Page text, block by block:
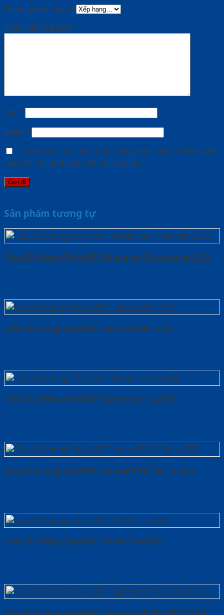
Đánh giá của bạn *
Nhận xét của bạn *
Tên *
Email *
Lưu tên của tôi, email, và trang web trong trình duyệt
này cho lần bình luận kế tiếp của tôi.
Sản phẩm tương tự
Cửa Gỗ Chống Cháy MDF Melamine P1 van kem-SGD
Cửa Gỗ Chống Cháy MDF Laminate P1-SGD
Cửa Gỗ Chống Cháy MDF Melamine 1-a-SGD
Cửa Gỗ Chống Cháy MDF Veneer P1G1 Sồi-a-SGD
Cửa Gỗ Chống Cháy MDF P1R4-C1-a-SGD
Cửa Gỗ Chống Cháy MDF Laminate P1R2 23029-SGD